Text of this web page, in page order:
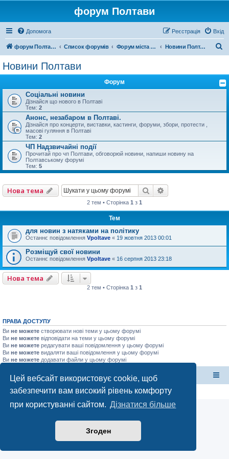
Цей вебсайт використовує cookie, щоб
забезпечити вам високий рівень комфорту
при користуванні сайтом. Дізнатися більше
Згоден
форум Полтави
Допомога Вхід
Реєстрація
форум Полтави Список форумів Форум міста Полтава Новини Полтави
у
Новини Полтави
Форум
Соціальні новини
Дізнайся що нового в Полтаві
Тем: 2
Анонс, незабаром в Полтаві.
Дізнайся про концерти, виставки, кастинги, форуми, збори, протести ,
масові гуляння в Полтаві
Тем: 2
ЧП Надзвичайні події
Прочитай про чп Полтави, обговорюй новини, напиши новину на
Полтавському форумі
Тем: 5
Нова тема Пошук
2 тем • Сторінка 1 з 1
Тем
для новин з натяками на політику
Останнє повідомлення Vpoltave « 19 жовтня 2013 00:01
Розміщуй свої новини
Останнє повідомлення Vpoltave « 16 серпня 2013 23:18
Нова тема
2 тем • Сторінка 1 з 1
ПРАВА ДОСТУПУ
Ви не можете створювати нові теми у цьому форумі
Ви не можете відповідати на теми у цьому форумі
Ви не можете редагувати ваші повідомлення у цьому форумі
Ви не можете видаляти ваші повідомлення у цьому форумі
Ви не можете додавати файли у цьому форумі
форум Полтави Список форумів
Конфіденційність|Умови